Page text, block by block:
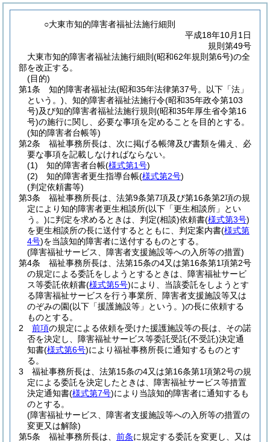
○大東市知的障害者福祉法施行細則
平成18年10月1日
規則第49号
大東市知的障害者福祉法施行細則(昭和62年規則第6号)の全
部を改正する。
(目的)
第1条
知的障害者福祉法(昭和35年法律第37号。以下「法」
という。) 、知的障害者福祉法施行令(昭和35年政令第103
号)及び知的障害者福祉法施行規則 (昭和35年厚生省令第16
号)の施行に関し、必要な事項を定めることを目的とする。
(知的障害者台帳等)
第2条
福祉事務所長は、次に掲げる帳簿及び書類を備え、必
要な事項を記載しなければならない。
(1)
知的障害者台帳(様式第1号)
(2)
知的障害者更生指導台帳(様式第2号)
(判定依頼書等)
第3条
福祉事務所長は、法第9条第7項及び第16条第2項の規
定により知的障害者更生相談所(以下「更生相談所」とい
う。)に判定を求めるときは、判定(相談)依頼書(様式第3号)
を更生相談所の長に送付するとともに、判定案内書(様式第
4号)を当該知的障害者に送付するものとする。
(障害福祉サービス、障害者支援施設等への入所等の措置)
第4条
福祉事務所長は、法第15条の4又は第16条第1項第2号
の規定による委託をしようとするときは、障害福祉サービ
ス等委託依頼書(様式第5号)により、当該委託をしようとす
る障害福祉サービスを行う事業所、障害者支援施設等又は
のぞみの園(以下「援護施設等」という。)の長に依頼する
ものとする。
2
前項の規定による依頼を受けた援護施設等の長は、その諾
否を決定し、障害福祉サービス等委託受託(不受託)決定通
知書(様式第6号)により福祉事務所長に通知するものとす
る。
3
福祉事務所長は、法第15条の4又は第16条第1項第2号の規
定による委託を決定したときは、障害福祉サービス等措置
決定通知書(様式第7号)により当該知的障害者に通知するも
のとする。
(障害福祉サービス、障害者支援施設等への入所等の措置の
変更又は解除)
第5条
福祉事務所長は、 前条に規定する委託を変更し、又は